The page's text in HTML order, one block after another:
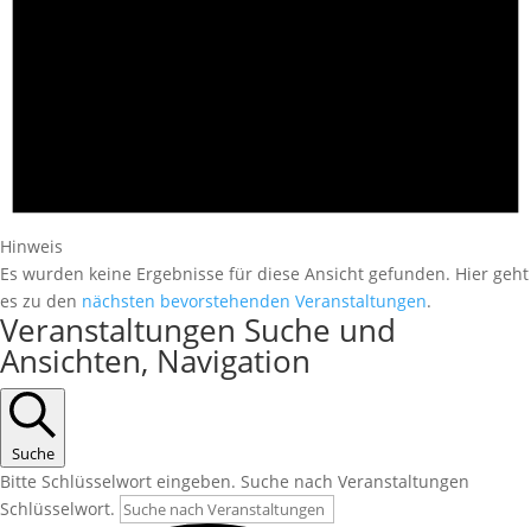
Hinweis
Es wurden keine Ergebnisse für diese Ansicht gefunden. Hier geht
es zu den nächsten bevorstehenden Veranstaltungen.
Veranstaltungen Suche und
Ansichten, Navigation
Suche
Bitte Schlüsselwort eingeben. Suche nach Veranstaltungen
Schlüsselwort.